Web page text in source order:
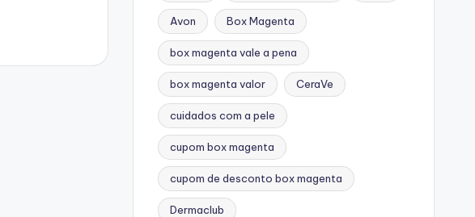
Avon Box Magenta
box magenta vale a pena
box magenta valor CeraVe
cuidados com a pele
cupom box magenta
cupom de desconto box magenta
Dermaclub